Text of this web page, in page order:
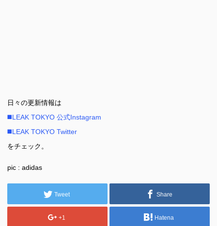
日々の更新情報は
◼️LEAK TOKYO 公式Instagram
◼️LEAK TOKYO Twitter
をチェック。
pic : adidas
Tweet Share
+1 Hatena